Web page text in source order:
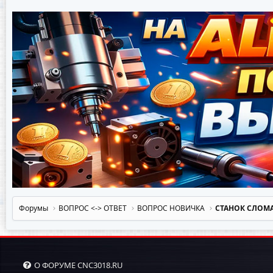
Форумы ВОПРОС <-> OTBET ВОПРОС НОВИЧКА СТАНОК
О ФОРУМЕ CNC3018.RU